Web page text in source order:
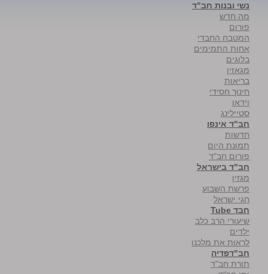
נשי ובנות חב"ד
מה חדש
פורום
המטבח החבדי
אחות התמימים
בלוגים
מגאזין
בריאות
חינוך חסידי
וידאו
סטיילינג
חב"ד אינפו
חדשות
תמונת היום
פורום חב"ד
חב"ד בישראל
מגזין
פרשת השבוע
חגי ישראל
חבד Tube
שיעורי הרב כלב
ילדים
לראות את מלכנו
חב"דפדיה
תורת חב"ד